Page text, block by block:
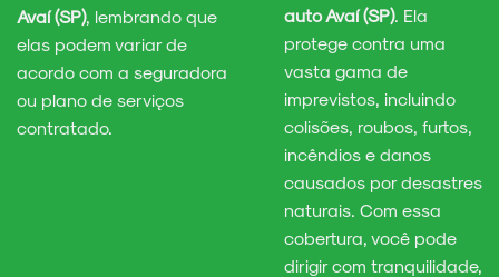
Avaí (SP), lembrando que
elas podem variar de
acordo com a seguradora
ou plano de serviços
contratado.
auto Avaí (SP). Ela
protege contra uma
vasta gama de
imprevistos, incluindo
colisões, roubos, furtos,
incêndios e danos
causados por desastres
naturais. Com essa
cobertura, você pode
dirigir com tranquilidade,